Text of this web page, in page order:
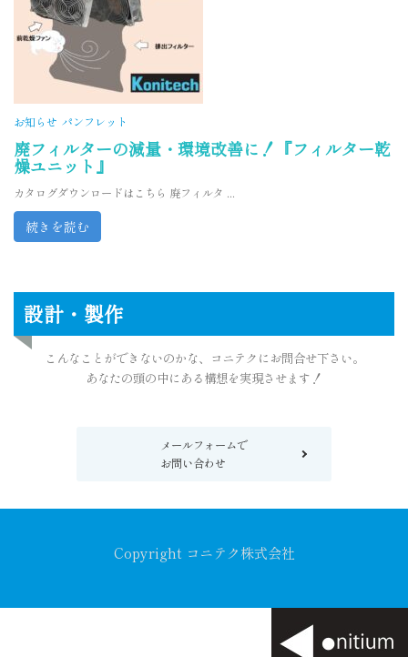
お知らせ パンフレット
廃フィルターの減量・環境改善に！『フィルター乾
燥ユニット』
カタログダウンロードはこちら 廃フィルタ ...
続きを読む
設計・製作
こんなことができないのかな、コニテクにお問合せ下さい。
あなたの頭の中にある構想を実現させます！
メールフォームで
お問い合わせ
Copyright コニテク株式会社